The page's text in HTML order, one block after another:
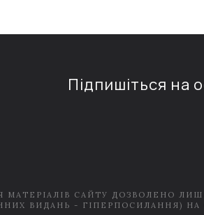
Підпишіться на
МАТЕРІАЛІВ САЙТУ ДОЗВОЛЕНО
ВИДАНЬ - ГІПЕРПОСИЛАННЯ) НА